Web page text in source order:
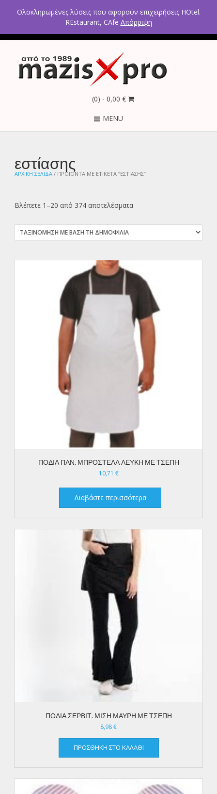
2ο χλμ Κρανιδίου – Πορτοχελίου, Αργολίδα 21300
Τηλέφωνα: 2754021300 – 6946670771 - 6980602291
(0) - 0,00 €
MENU
ΑΡΧΙΚΉ ΣΕΛΊΔΑ / ΠΡΟΪΌΝΤΑ ΜΕ ΕΤΙΚΈΤΑ “ΕΣΤΊΑΣΗΣ”
εστίασης
Βλέπετε 1–20 από 374 αποτελέσματα
ΠΟΔΙΑ ΠΑΝ. ΜΠΡΟΣΤΕΛΑ ΛΕΥΚΗ ΜΕ ΤΣΕΠΗ
10,71 €
Διαβάστε περισσότερα
ΠΟΔΙΑ ΣΕΡΒΙΤ. ΜΙΣΗ ΜΑΥΡΗ ΜΕ ΤΣΕΠΗ
8,98€
ΠΡΟΣΘΉΚΗ ΣΤΟ ΚΑΛΆΘΙ
Ολοκληρωμένες λύσεις που αφορούν επιχειρήσεις HOtel.
REstaurant, CAfe Απόρριψη